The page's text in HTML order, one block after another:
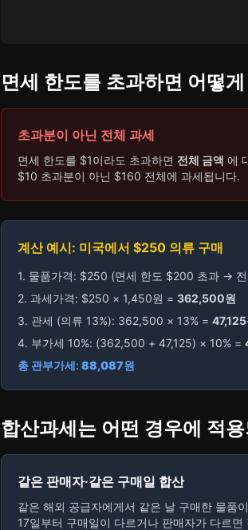
면세 한도를 초과하면 어떻
초과분이 아닌 전체 과세
면세 한도를 $1이라도 초과하면 전체 금액 에
$10 초과분이 아닌 $160 전체에 과세됩니다.
계산 예시: 미국에서 $250 의류 구매
1. 물품가격: $250 (면세 한도 $200 초과 →
2. 과세가격: $250 × 1,450원 = 362,500원
3. 관세 (의류 13%): 362,500 × 13% = 47,125
4. 부가세 10%: (362,500 + 47,125) × 10% =
총 관부가세: 88,087원
합산과세는 어떤 경우에 적
같은 판매자·같은 구매일 합산
같은 해외 공급자에게서 같은 날 구매한 물품
17일부터 구매일이 다르거나 판매자가 다르